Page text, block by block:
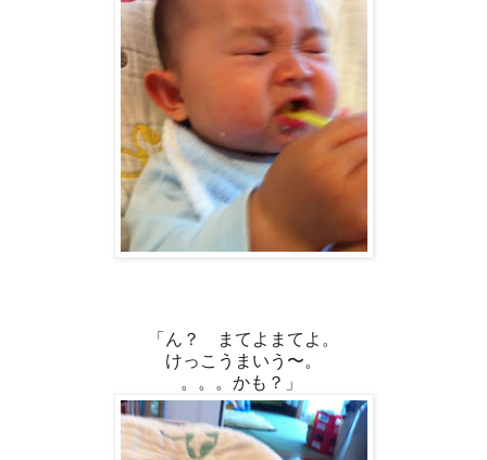
「ん？ まてよまてよ。
けっこうまいう〜。
。。。かも？」